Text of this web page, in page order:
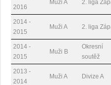
2016
Muži A 2. liga
2014 -
2015
Muži A 2. liga
2014 -
2015
Muži B
Okresní
soutěž
2013 -
2014
Muži A Divize A